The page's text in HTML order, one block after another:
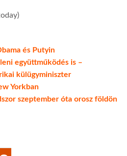
és Putyin
együttműködés is –
külügyminiszter
Yorkban
szeptember óta orosz földön